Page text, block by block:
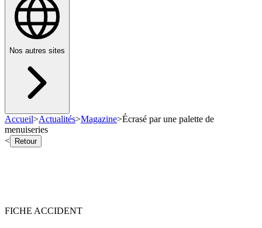
Nos autres sites
Accueil>Actualités>Magazine>Écrasé par une palette de
menuiseries
<
Retour
FICHE ACCIDENT